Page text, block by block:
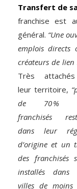
Transfert de
franchise est
général. “Une
emplois directs
créateurs de lien
Très
leur territoire,
de 70 %
franchisés
dans leur
d’origine et un
des franchisés
installés dans
villes de moins